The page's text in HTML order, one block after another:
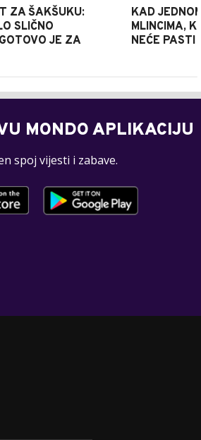
ZA ŠAKŠUKU:
SLIČNO
JE ZA
KAD
MLINCIMA,
NEĆE PASTI
MONDO APLIKACIJU
spoj vijesti i zabave.